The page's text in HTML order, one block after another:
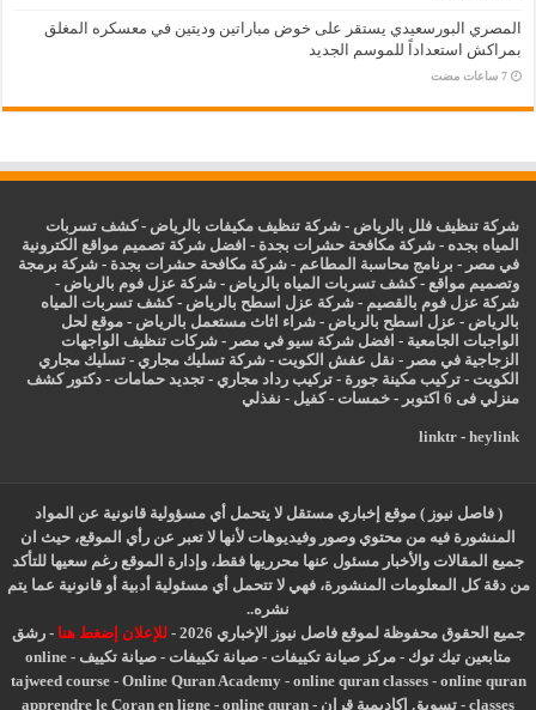
المصري البورسعيدي يستقر على خوض مباراتين وديتين في معسكره المغلق
بمراكش استعداداً للموسم الجديد
‏7 ساعات مضت
شركة تنظيف فلل بالرياض -شركة تنظيف مكيفات بالرياض -كشف تسربات
المياه بجده -شركة مكافحة حشرات بجدة - افضل شركة تصميم مواقع الكترونية
في مصر - برنامج محاسبة المطاعم -شركة مكافحة حشرات بجدة -شركة برمجة
وتصميم مواقع -كشف تسربات المياه بالرياض -شركة عزل فوم بالرياض -
شركة عزل فوم بالقصيم -شركة عزل اسطح بالرياض -كشف تسربات المياه
بالرياض - عزل اسطح بالرياض -شراء اثاث مستعمل بالرياض - موقع لحل
الواجبات الجامعية - افضل شركة سيو في مصر -شركات تنظيف الواجهات
الزجاجية في مصر - نقل عفش الكويت -شركة تسليك مجاري -تسليك مجاري
الكويت -تركيب مكينة جورة -تركيب رداد مجاري -تجديد حمامات -دكتور كشف
منزلي فى 6 اكتوبر
-خمسات -كفيل - نفذلي
linktr- heylink
( فاصل نيوز ) موقع إخباري مستقل لا يتحمل أي مسؤولية قانونية عن المواد
المنشورة فيه من محتوي وصور وفيديوهات لأنها لا تعبر عن رأي الموقع، حيث ان
جميع المقالات والأخبار مسئول عنها محرريها فقط، وإدارة الموقع رغم سعيها للتأكد
من دقة كل المعلومات المنشورة، فهي لا تتحمل أي مسئولية أدبية أو قانونية عما يتم
نشره..
جميع الحقوق محفوظة لموقع فاصل نيوز الإخباري 2026 -
للإعلان إضغط هنا -رشق
متابعين تيك توك - مركز صيانة تكييفات - صيانة تكييفات - صيانة تكييف -
online
tajweed course- Online Quran Academy- online quran classes- online quran
classes
- تسويق اكاديمية قران -
apprendre le Coran en ligne - online quran